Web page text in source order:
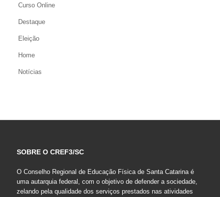
Curso Online
Destaque
Eleição
Home
Notícias
SOBRE O CREF3/SC
O Conselho Regional de Educação Física de Santa Catarina é
uma autarquia federal, com o objetivo de defender a sociedade,
zelando pela qualidade dos serviços prestados nas atividades